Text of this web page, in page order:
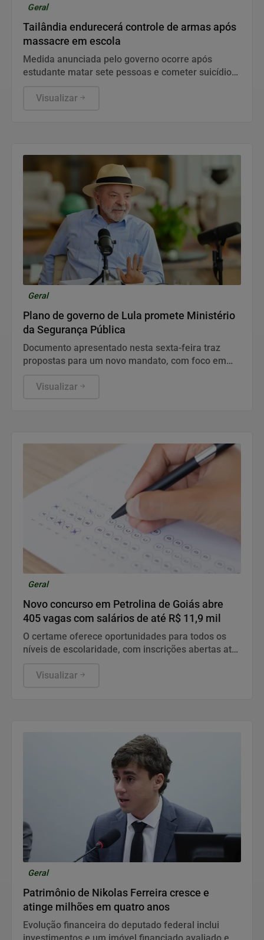
Geral
Tailândia endurecerá controle de armas após
massacre em escola
Medida anunciada pelo governo ocorre após
estudante matar sete pessoas e cometer suicídio
feridos em seis hospitais.
Visualizar
Geral
Plano de governo de Lula promete Ministério
da Segurança Pública
Documento apresentado nesta sexta-feira traz
propostas para um novo mandato, com foco em
organizado.
Visualizar
Geral
Novo concurso em Petrolina de Goiás abre
405 vagas com salários de até R$ 11,9 mil
O certame oferece oportunidades para todos os
níveis de escolaridade, com inscrições abertas até
Visualizar
Geral
Patrimônio de Nikolas Ferreira cresce e
atinge milhões em quatro anos
Evolução financeira do deputado federal inclui